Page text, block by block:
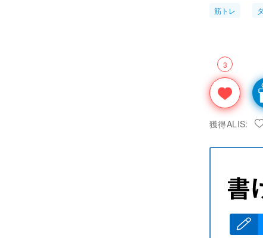
筋トレ
3
獲得ALIS: